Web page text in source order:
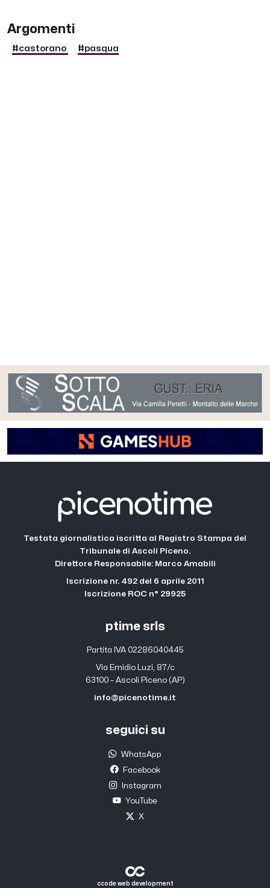
Argomenti
#castorano #pasqua
Testata giornalistica iscritta al Registro Stampa del
Tribunale di Ascoli Piceno.
Direttore Responsabile: Marco Amabili
Iscrizione nr. 492 del 6 aprile 2011
Iscrizione ROC n° 29925
ptime srls
Partita IVA 02286040445
Via Emidio Luzi, 87/c
63100 – Ascoli Piceno (AP)
info@picenotime.it
seguici su
WhatsApp
Facebook
Instagram
YouTube
X
ccode web development